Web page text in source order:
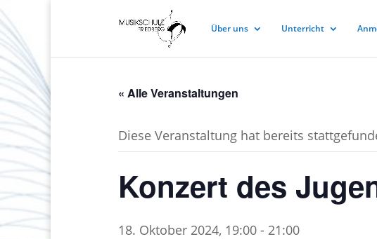
Über uns Unterricht
« Alle Veranstaltungen
Diese Veranstaltung hat bereits
Konzert des
18. Oktober 2024, 19:00 - 21:00